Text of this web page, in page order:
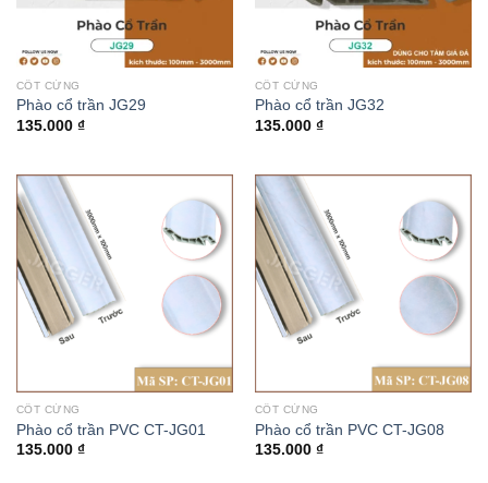
CỐT CỨNG
Phào cổ trần JG29
135.000 ₫
CỐT CỨNG
Phào cổ trần JG32
135.000 ₫
CỐT CỨNG
Phào cổ trần PVC CT-JG01
135.000 ₫
CỐT CỨNG
Phào cổ trần PVC CT-JG08
135.000 ₫